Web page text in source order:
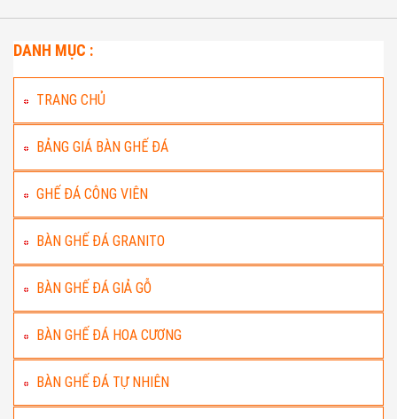
DANH MỤC :
TRANG CHỦ
BẢNG GIÁ BÀN GHẾ ĐÁ
GHẾ ĐÁ CÔNG VIÊN
BÀN GHẾ ĐÁ GRANITO
BÀN GHẾ ĐÁ GIẢ GỖ
BÀN GHẾ ĐÁ HOA CƯƠNG
BÀN GHẾ ĐÁ TỰ NHIÊN